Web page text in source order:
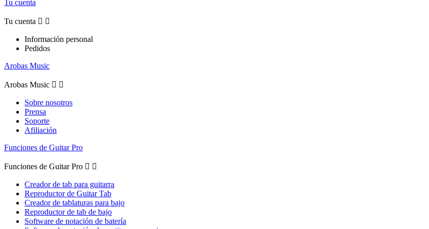
Tu cuenta
Tu cuenta  
Información personal
Pedidos
Arobas Music
Arobas Music  
Sobre nosotros
Prensa
Soporte
Afiliación
Funciones de Guitar Pro
Funciones de Guitar Pro  
Creador de tab para guitarra
Reproductor de Guitar Tab
Creador de tablaturas para bajo
Reproductor de tab de bajo
Software de notación de batería